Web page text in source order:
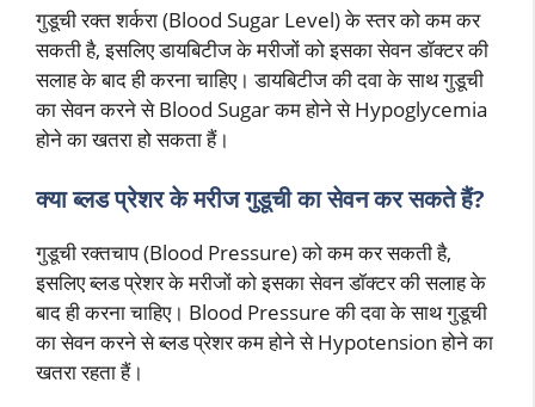
गुडूची रक्त शर्करा (Blood Sugar Level) के स्तर को कम कर
सकती है, इसलिए डायबिटीज के मरीजों को इसका सेवन डॉक्टर की
सलाह के बाद ही करना चाहिए। डायबिटीज की दवा के साथ गुडूची
का सेवन करने से Blood Sugar कम होने से Hypoglycemia
होने का खतरा हो सकता हैं।
क्याब्लड प्रेशर के मरीजगुडूची का सेवन कर सकते हैं?
गुडूची रक्तचाप (Blood Pressure) को कम कर सकती है,
इसलिए ब्लड प्रेशर के मरीजों को इसका सेवन डॉक्टर की सलाह के
बाद ही करना चाहिए। Blood Pressure की दवा के साथ गुडूची
का सेवन करने से ब्लड प्रेशर कम होने से Hypotension होने का
खतरा रहता हैं।